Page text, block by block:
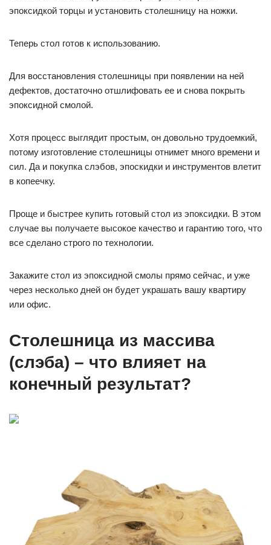
эпоксидкой торцы и установить столешницу на ножки.
Теперь стол готов к использованию.
Для восстановления столешницы при появлении на ней
дефектов, достаточно отшлифовать ее и снова покрыть
эпоксидной смолой.
Хотя процесс выглядит простым, он довольно трудоемкий,
потому изготовление столешницы отнимет много времени и
сил. Да и покупка слэбов, эпоскидки и инструментов влетит
в копеечку.
Проще и быстрее купить готовый стол из эпоксидки. В этом
случае вы получаете высокое качество и гарантию того, что
все сделано строго по технологии.
Закажите стол из эпоксидной смолы прямо сейчас, и уже
через несколько дней он будет украшать вашу квартиру
или офис.
Столешница из массива
(слэба) – что влияет на
конечный результат?